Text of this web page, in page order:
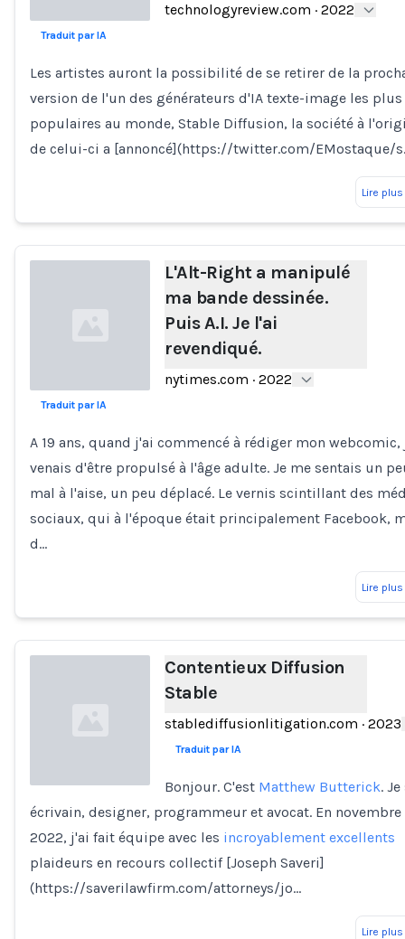
technologyreview.com · 2022
Traduit par IA
Les artistes auront la possibilité de se retirer de la
version de l'un des générateurs d'IA texte-image les plus
populaires au monde, Stable Diffusion, la société à
de celui-ci a [annoncé](https://twitter.com/EMostaque/
Lire plus
L'Alt-Right a manipulé
ma bande dessinée.
Puis A.I. Je l'ai
revendiqué.
nytimes.com · 2022
Traduit par IA
A 19 ans, quand j'ai commencé à rédiger mon webcomic,
venais d'être propulsé à l'âge adulte. Je me sentais un
mal à l'aise, un peu déplacé. Le vernis scintillant des
sociaux, qui à l'époque était principalement Facebook,
d…
Lire plus
Loading...
Contentieux Diffusion
Stable
stablediffusionlitigation.com · 2023
Traduit par IA
Bonjour. C'est Matthew Butterick.
écrivain, designer, programmeur et avocat. En novembre
2022, j'ai fait équipe avec les incroyablement excellents
plaideurs en recours collectif [Joseph Saveri]
(https://saverilawfirm.com/attorneys/jo…
Lire plus